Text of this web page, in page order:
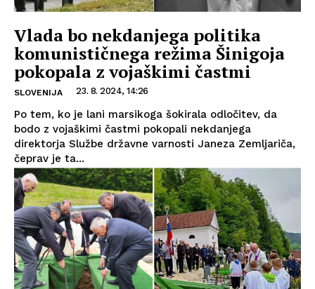
Vlada bo nekdanjega politika
komunističnega režima Šinigoja
pokopala z vojaškimi častmi
SLOVENIJA 23. 8. 2024, 14:26
Po tem, ko je lani marsikoga šokirala odločitev, da
bodo z vojaškimi častmi pokopali nekdanjega
direktorja Službe državne varnosti Janeza Zemljariča,
čeprav je ta...